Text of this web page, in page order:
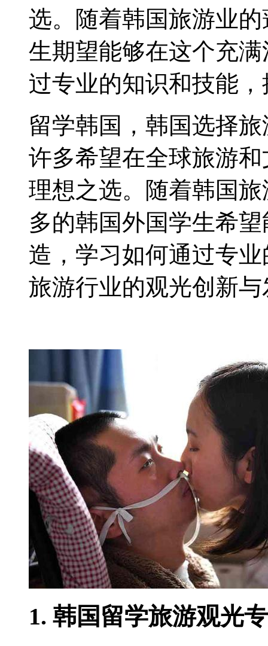
选。随着韩国旅游业
生期望能够在这个充
过专业的知识和技能
留学韩国，韩国选择
许多希望在全球旅游
理想之选。随着韩国
多的韩国外国学生希
造，学习如何通过专
旅游行业的观光创新
1. 韩国留学旅游观光